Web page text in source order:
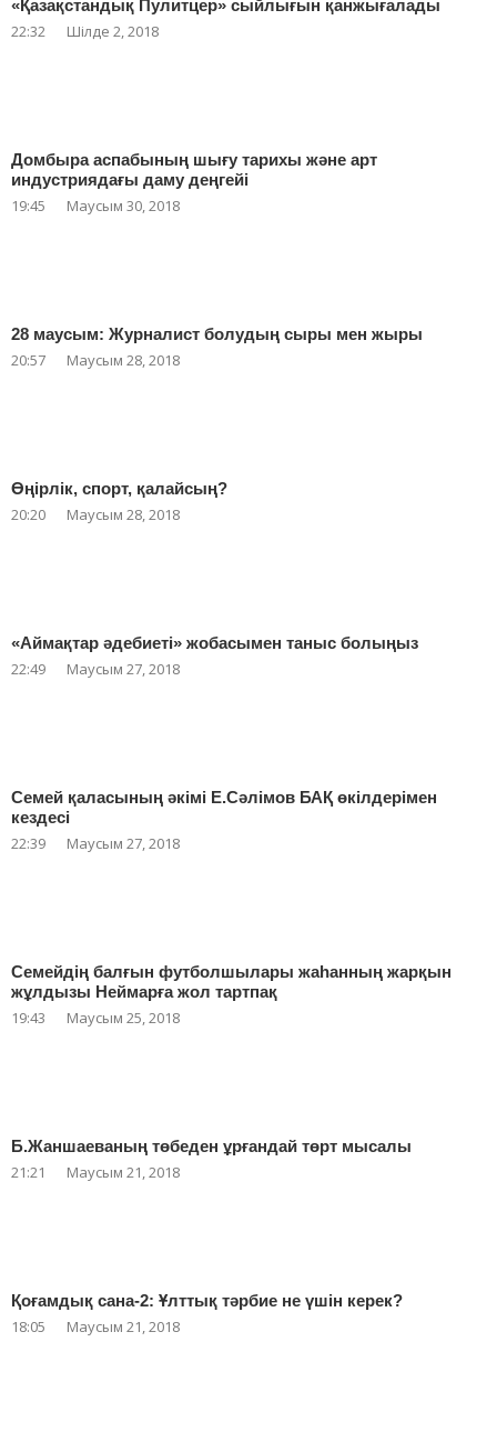
«Қазақстандық Пулитцер» сыйлығын қанжығалады
22:32 Шілде 2, 2018
Домбыра аспабының шығу тарихы және арт
индустриядағы даму деңгейі
19:45 Маусым 30, 2018
28 маусым: Журналист болудың сыры мен жыры
20:57 Маусым 28, 2018
Өңірлік, спорт, қалайсың?
20:20 Маусым 28, 2018
«Аймақтар әдебиеті» жобасымен таныс болыңыз
22:49 Маусым 27, 2018
Семей қаласының әкімі Е.Сәлімов БАҚ өкілдерімен
кездесі
22:39 Маусым 27, 2018
Семейдің балғын футболшылары жаһанның жарқын
жұлдызы Неймарға жол тартпақ
19:43 Маусым 25, 2018
Б.Жаншаеваның төбеден ұрғандай төрт мысалы
21:21 Маусым 21, 2018
Қоғамдық сана-2: Ұлттық тәрбие не үшін керек?
18:05 Маусым 21, 2018